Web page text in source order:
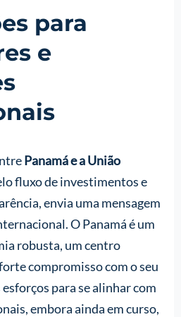
para
e
Panamá e a União
fluxo de investimentos e
envia uma mensagem
O Panamá é um
robusta, um centro
compromisso com o seu
para se alinhar com
embora ainda em curso,